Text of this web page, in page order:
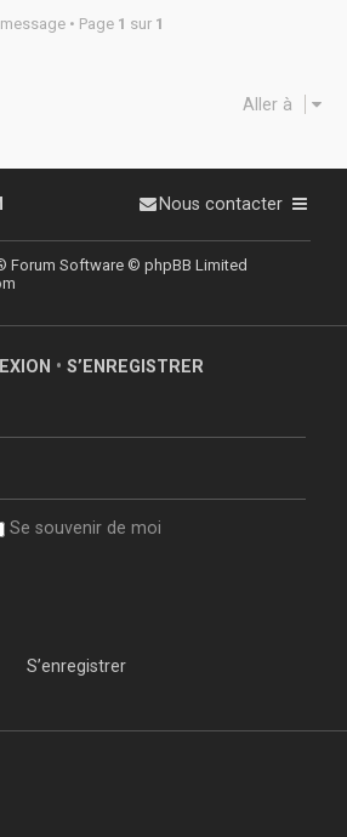
• Page 1 sur 1
Aller à
Nous contacter
Forum Software © phpBB Limited
• S’ENREGISTRER
Se souvenir de moi
S’enregistrer